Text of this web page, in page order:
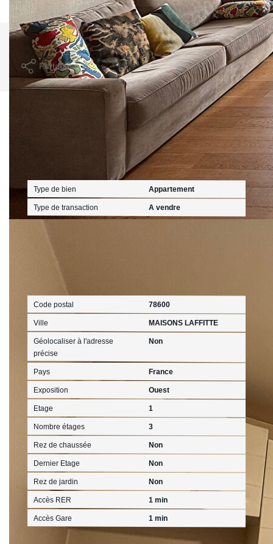
2021,2022 et 2023 (abonnement compris).
Imprimer
Partager Calculer mon budget
Caractéristiques détaillées
Type de bien Appartement
Type de transaction A vendre
Code postal 78600
Ville MAISONS LAFFITTE
Géolocaliser à l'adresse
précise
Non
Pays France
Exposition Ouest
Etage 1
Nombre étages 3
Rez de chaussée Non
Dernier Etage Non
Rez de jardin Non
Accès RER 1 min
Accès Gare 1 min